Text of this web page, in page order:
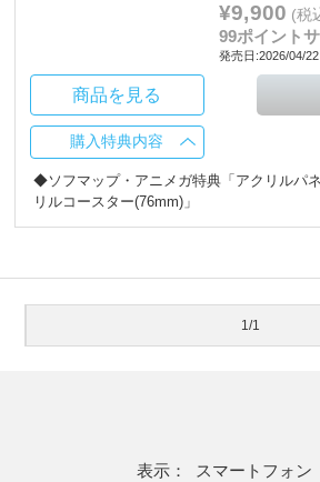
¥9,900 (税
99ポイント
発売日:2026/04/22
商品を見る
購入特典内容
◆ソフマップ・アニメガ特典「アクリルパ
リルコースター(76mm)」
1/1
表示： スマートフォン